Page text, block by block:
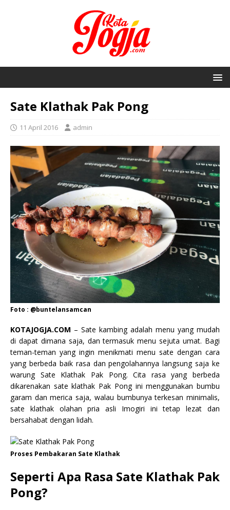
Sate Klathak Pak Pong
11 April 2016 admin
Foto : @buntelansamcan
KOTAJOGJA.COM – Sate kambing adalah menu yang mudah
di dapat dimana saja, dan termasuk menu sejuta umat. Bagi
teman-teman yang ingin menikmati menu sate dengan cara
yang berbeda baik rasa dan pengolahannya langsung saja ke
warung Sate Klathak Pak Pong. Cita rasa yang berbeda
dikarenakan sate klathak Pak Pong ini menggunakan bumbu
garam dan merica saja, walau bumbunya terkesan minimalis,
sate klathak olahan pria asli Imogiri ini tetap lezat dan
bersahabat dengan lidah.
Proses Pembakaran Sate Klathak
Seperti Apa Rasa Sate Klathak Pak
Pong?